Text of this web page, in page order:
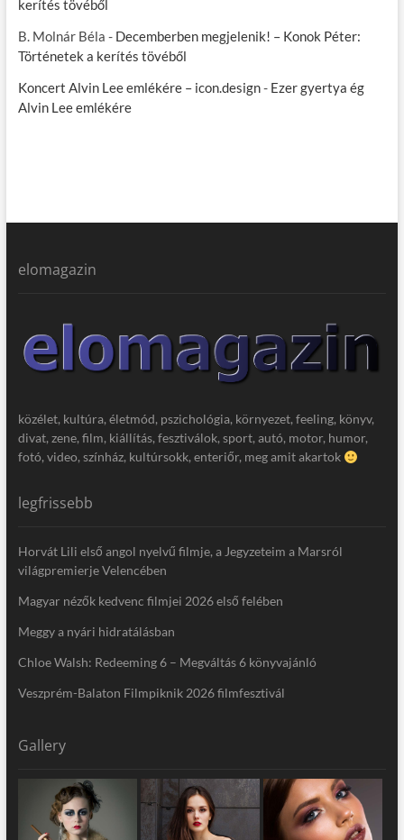
kerítés tövéből
B. Molnár Béla - Decemberben megjelenik! – Konok Péter:
Történetek a kerítés tövéből
Koncert Alvin Lee emlékére – icon.design- Ezer gyertya ég
Alvin Lee emlékére
elomagazin
közélet, kultúra, életmód, pszichológia, környezet, feeling, könyv,
divat, zene, film, kiállítás, fesztiválok, sport, autó, motor, humor,
fotó, video, színház, kultúrsokk, enteriőr, meg amit akartok
legfrissebb
Horvát Lili első angol nyelvű filmje, a Jegyzeteim a Marsról
világpremierje Velencében
Magyar nézők kedvenc filmjei 2026 első felében
Meggy a nyári hidratálásban
Chloe Walsh: Redeeming 6 – Megváltás 6 könyvajánló
Veszprém-Balaton Filmpiknik 2026 filmfesztivál
Gallery